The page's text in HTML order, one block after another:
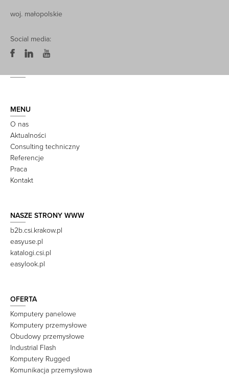
woj. małopolskie
Social media:
MENU
O nas
Aktualności
Consulting techniczny
Referencje
Praca
Kontakt
NASZE STRONY WWW
b2b.csi.krakow.pl
easyuse.pl
katalogi.csi.pl
easylook.pl
OFERTA
Komputery panelowe
Komputery przemysłowe
Obudowy przemysłowe
Industrial Flash
Komputery Rugged
Komunikacja przemysłowa